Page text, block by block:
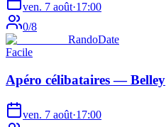
ven. 7 août·17:00
0/8
RandoDate
Facile
Apéro célibataires — Belley
ven. 7 août·17:00